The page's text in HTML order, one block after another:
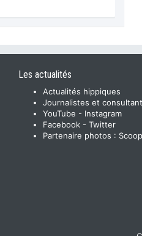
Les actualités
Actualités hippiques
Journalistes et
YouTube - Instagram
Facebook - Twitter
Partenaire photos :